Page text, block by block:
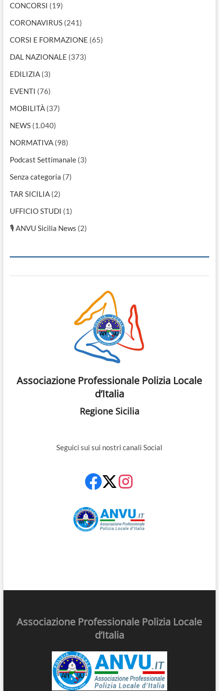
CONCORSI (19)
CORONAVIRUS(241)
CORSI E FORMAZIONE (65)
DAL NAZIONALE (373)
EDILIZIA(3)
EVENTI (76)
MOBILITÀ(37)
NEWS(1.040)
NORMATIVA(98)
Podcast Settimanale(3)
Senza categoria (7)
TAR SICILIA(2)
UFFICIO STUDI (1)
🎙 ANVU Sicilia News (2)
Associazione Professionale Polizia Locale
d’Italia
Regione Sicilia
Seguici sui sui nostri canali Social
Associazione Professionale Polizia Locale
d’Italia